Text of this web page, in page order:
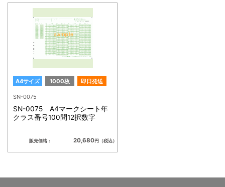
A4サイズ 1000枚 即日発送
SN-0075
SN-0075 A4マークシート年
クラス番号100問12択数字
販売価格： 20,680円（税込）